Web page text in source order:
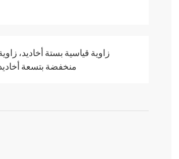
زاوية قياسية بستة أخاديد،
منخفضة بتسعة